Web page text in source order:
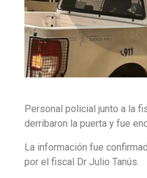
Personal policial junto a la
derribaron la puerta y fue
La información fue
por el fiscal Dr Julio Tanús.